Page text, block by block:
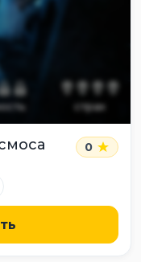
страх
0